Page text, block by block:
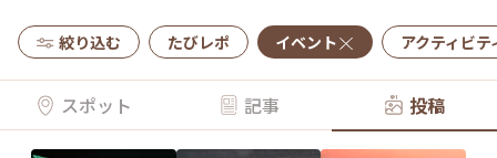
絞り込む たびレポ イベント アクティビテ
スポット 記事 投稿